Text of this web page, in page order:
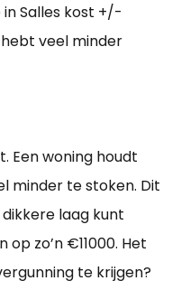
Salles kost +/-
veel minder
Een woning houdt
minder te stoken. Dit
laag kunt
zo’n €11000. Het
te krijgen?